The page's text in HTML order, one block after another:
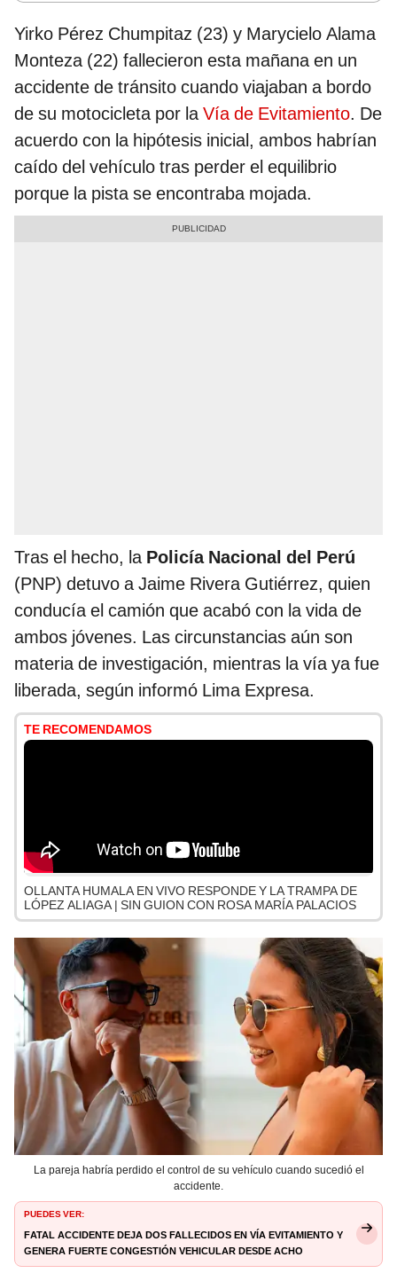
Yirko Pérez Chumpitaz (23) y Marycielo Alama
Monteza (22) fallecieron esta mañana en un
accidente de tránsito cuando viajaban a bordo
de su motocicleta por laVía de Evitamiento. De
acuerdo con la hipótesis inicial, ambos habrían
caído del vehículo tras perder el equilibrio
porque la pista se encontraba mojada.
Tras el hecho, la Policía Nacional del Perú
(PNP) detuvo a Jaime Rivera Gutiérrez, quien
conducía el camión que acabó con la vida de
ambos jóvenes. Las circunstancias aún son
materia de investigación, mientras la vía ya fue
liberada, según informó Lima Expresa.
TE RECOMENDAMOS
OLLANTA HUMALA EN VIVO RESPONDE Y LA TRAMPA DE
LÓPEZ ALIAGA | SIN GUION CON ROSA MARÍA PALACIOS
La pareja habría perdido el control de su vehículo cuando sucedió el
accidente.
PUEDES VER:
Fatal accidente deja dos fallecidos en Vía Evitamiento y
genera fuerte congestión vehicular desde Acho